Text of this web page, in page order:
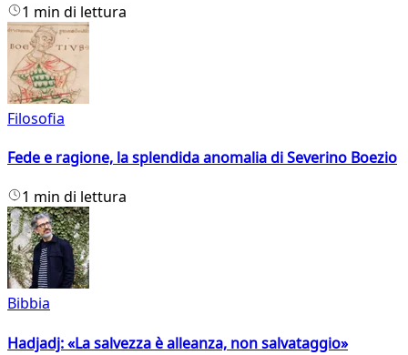
1 min di lettura
Filosofia
Fede e ragione, la splendida anomalia di Severino Boezio
1 min di lettura
Bibbia
Hadjadj: «La salvezza è alleanza, non salvataggio»